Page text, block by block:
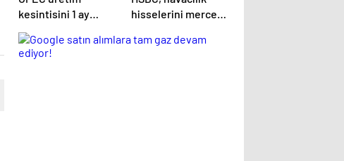
kesintisini 1 ay
uzatacak
hisselerini mercek